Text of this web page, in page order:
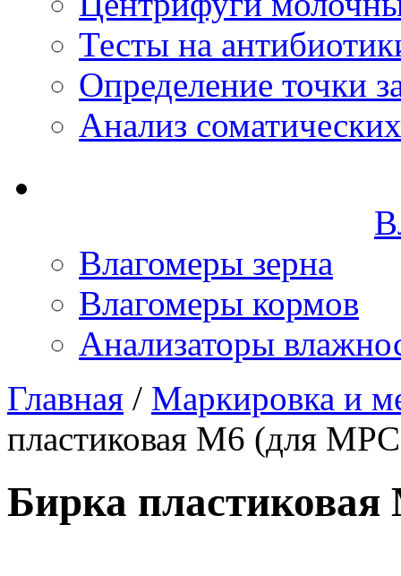
Тесты на
Определение точки
Анализ
Влагомеры зерна
Влагомеры кормов
Анализаторы
Главная / Маркировка и
пластиковая M6 (для
Бирка пластиковая